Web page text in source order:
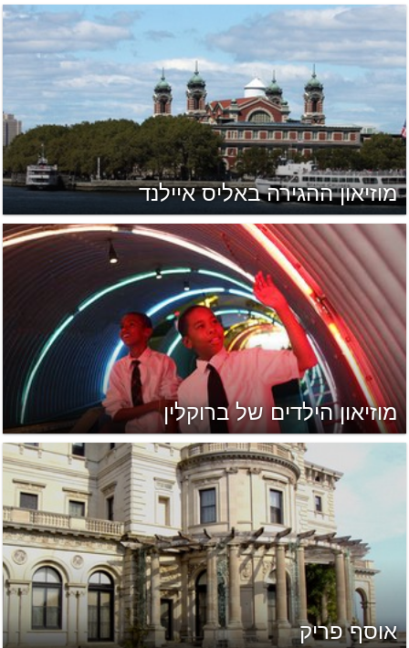
מוזיאון ההגירה באליס איילנד
מוזיאון הילדים של ברוקלין
אוסף פריק